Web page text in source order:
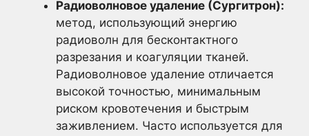
Радиоволновое удаление (Сургитрон):
метод, использующий энергию
радиоволн для бесконтактного
разрезания и коагуляции тканей.
Радиоволновое удаление отличается
высокой точностью, минимальным
риском кровотечения и быстрым
заживлением. Часто используется для